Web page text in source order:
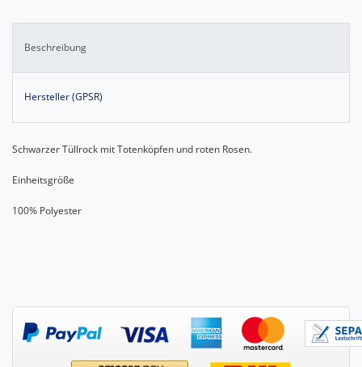
Beschreibung
Hersteller (GPSR)
Schwarzer Tüllrock mit Totenköpfen und roten Rosen.
Einheitsgröße
100% Polyester